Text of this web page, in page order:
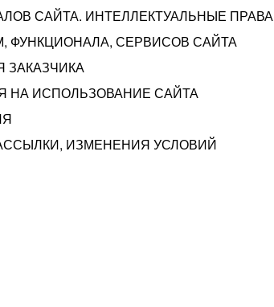
САЙТА. ИНТЕЛЛЕКТУАЛЬНЫЕ ПРАВА
ФУНКЦИОНАЛА, СЕРВИСОВ САЙТА
ЗАКАЗЧИКА
НА ИСПОЛЬЗОВАНИЕ САЙТА
ИЗМЕНЕНИЯ УСЛОВИЙ